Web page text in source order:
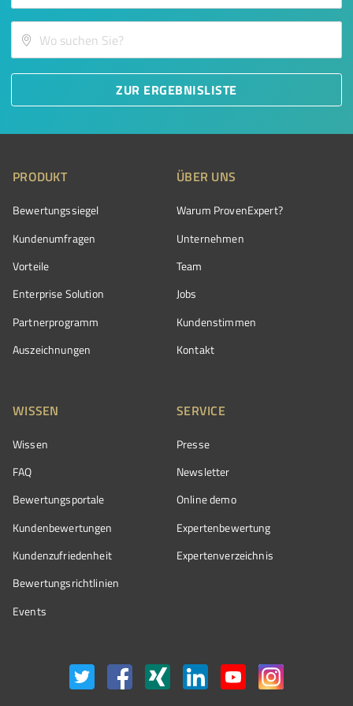
ZUR ERGEBNISLISTE
PRODUKT
Bewertungssiegel
Kundenumfragen
Vorteile
Enterprise Solution
Partnerprogramm
Auszeichnungen
ÜBER UNS
Warum ProvenExpert?
Unternehmen
Team
Jobs
Kundenstimmen
Kontakt
WISSEN
Wissen
FAQ
Bewertungsportale
Kundenbewertungen
Kundenzufriedenheit
Bewertungs­richtlinien
Events
SERVICE
Presse
Newsletter
Online demo
Expertenbewertung
Expertenverzeichnis